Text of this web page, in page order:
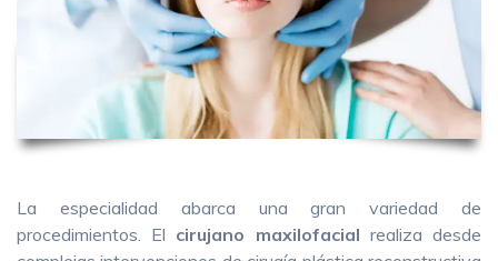
La especialidad abarca una gran variedad de
procedimientos. El cirujano maxilofacial realiza desde